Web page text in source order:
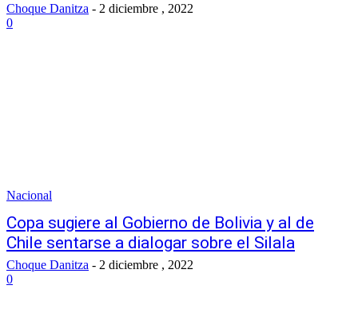
Choque Danitza - 2 diciembre , 2022
0
Nacional
Copa sugiere al Gobierno de Bolivia y al de
Chile sentarse a dialogar sobre el Silala
Choque Danitza - 2 diciembre , 2022
0